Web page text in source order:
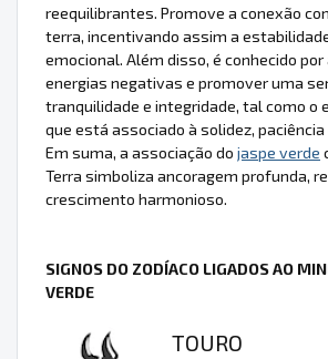
reequilibrantes. Promove a conexão
terra, incentivando assim a
emocional. Além disso, é conhecido
energias negativas e promover uma
tranquilidade e integridade, tal como o
que está associado à solidez,
Em suma, a associação do jaspe verde
Terra simboliza ancoragem profunda,
crescimento harmonioso.
SIGNOS DO ZODÍACO LIGADOS AO
VERDE
TOURO